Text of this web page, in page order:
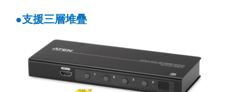
●支援三層堆疊